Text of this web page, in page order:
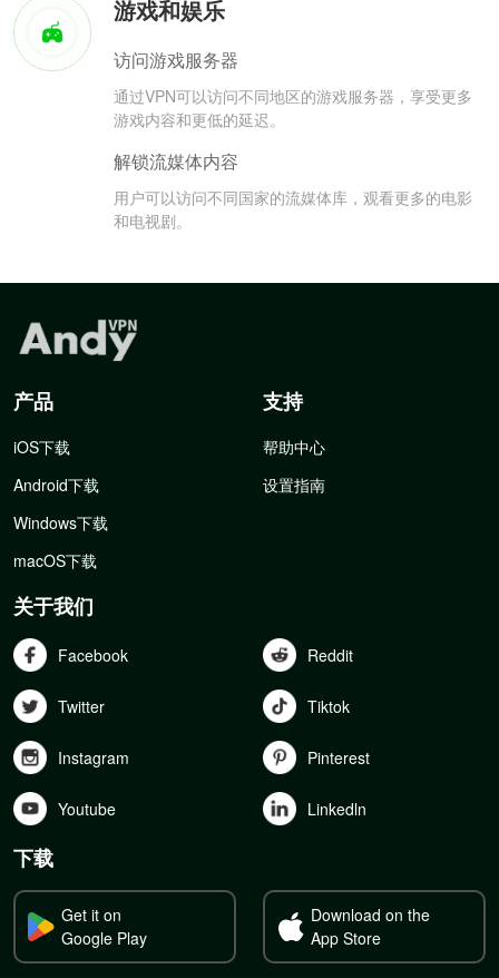
游戏和娱乐
访问游戏服务器
通过VPN可以访问不同地区的游戏服务器，享受更多
游戏内容和更低的延迟。
解锁流媒体内容
用户可以访问不同国家的流媒体库，观看更多的电影
和电视剧。
产品
iOS下载
Android下载
Windows下载
macOS下载
支持
帮助中心
设置指南
关于我们
Facebook Reddit
Twitter Tiktok
Instagram Pinterest
Youtube Linkedln
下载
Get it on
Google Play
Download on the
App Store